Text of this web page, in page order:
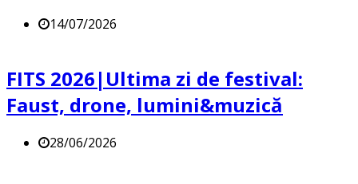
14/07/2026
FITS 2026|Ultima zi de festival:
Faust, drone, lumini&muzică
28/06/2026